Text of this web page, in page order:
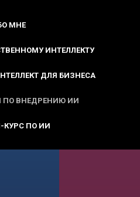
МНЕ
ИНТЕЛЛЕКТУ
ДЛЯ БИЗНЕСА
ПО ВНЕДРЕНИЮ ИИ
КУРС ПО ИИ